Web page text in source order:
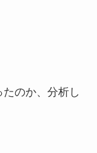
のか、分析し